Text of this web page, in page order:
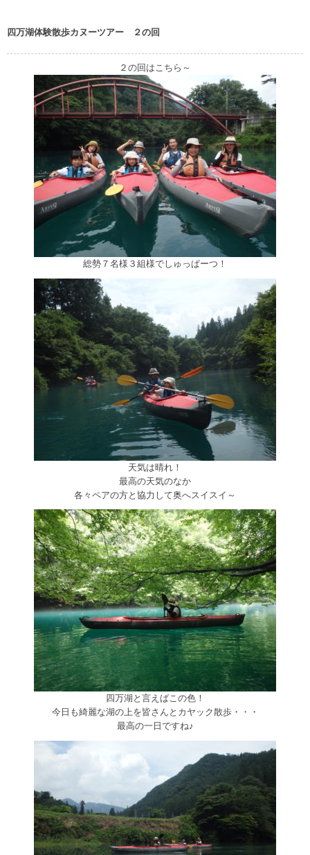
四万湖体験散歩カヌーツアー ２の回
２の回はこちら～
総勢７名様３組様でしゅっぱーつ！
天気は晴れ！
最高の天気のなか
各々ペアの方と協力して奥へスイスイ～
四万湖と言えばこの色！
今日も綺麗な湖の上を皆さんとカヤック散歩・・・
最高の一日ですね♪